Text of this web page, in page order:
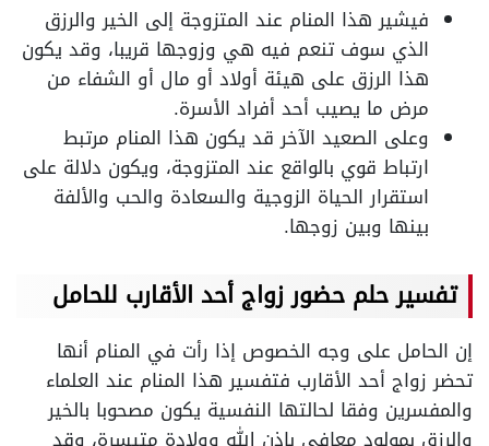
فيشير هذا المنام عند المتزوجة إلى الخير والرزق
الذي سوف تنعم فيه هي وزوجها قريبا، وقد يكون
هذا الرزق على هيئة أولاد أو مال أو الشفاء من
مرض ما يصيب أحد أفراد الأسرة.
وعلى الصعيد الآخر قد يكون هذا المنام مرتبط
ارتباط قوي بالواقع عند المتزوجة، ويكون دلالة على
استقرار الحياة الزوجية والسعادة والحب والألفة
بينها وبين زوجها.
تفسير حلم حضور زواج أحد الأقارب للحامل
إن الحامل على وجه الخصوص إذا رأت في المنام أنها
تحضر زواج أحد الأقارب فتفسير هذا المنام عند العلماء
والمفسرين وفقا لحالتها النفسية يكون مصحوبا بالخير
والرزق بمولود معافى بإذن الله وولادة متيسرة، وقد